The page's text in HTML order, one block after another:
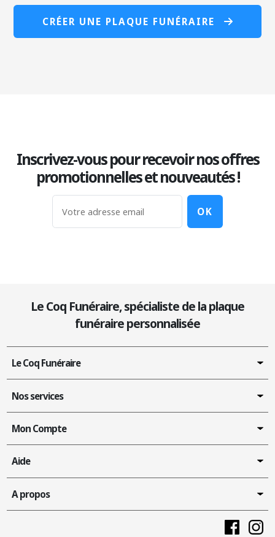
CRÉER UNE PLAQUE FUNÉRAIRE
Inscrivez-vous pour recevoir nos offres
promotionnelles et nouveautés !
OK
Le Coq Funéraire, spécialiste de la plaque
funéraire personnalisée
Le Coq Funéraire
Nos services
Mon Compte
Aide
A propos